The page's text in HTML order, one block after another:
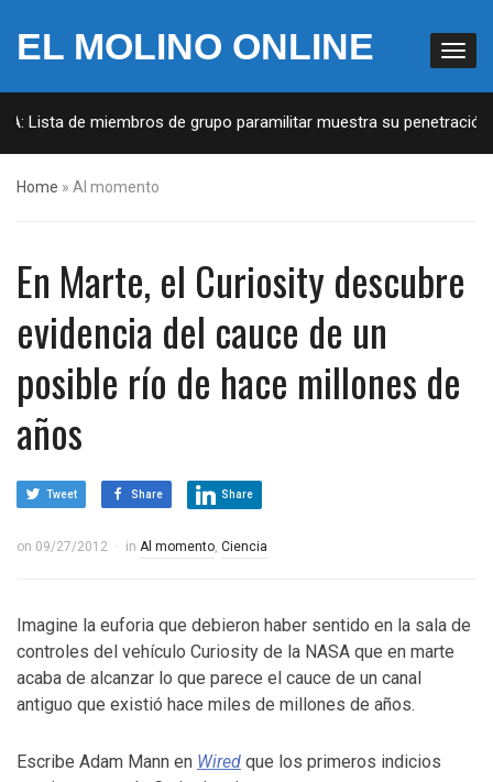
EL MOLINO ONLINE
de miembros de grupo paramilitar muestra su penetración en
Home » Al momento
En Marte, el Curiosity descubre
evidencia del cauce de un
posible río de hace millones de
años
Tweet Share Share
on 09/27/2012 in Al momento, Ciencia
Imagine la euforia que debieron haber sentido en la sala de
controles del vehículo Curiosity de la NASA que en marte
acaba de alcanzar lo que parece el cauce de un canal
antiguo que existió hace miles de millones de años.
Escribe Adam Mann en Wired que los primeros indicios